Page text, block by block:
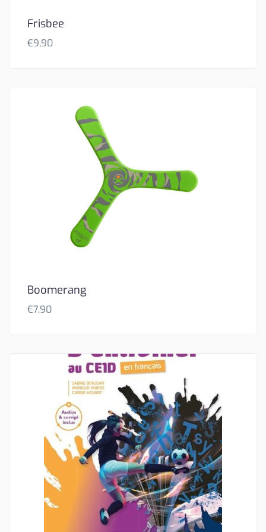
Frisbee
€9,90
Boomerang
€7,90